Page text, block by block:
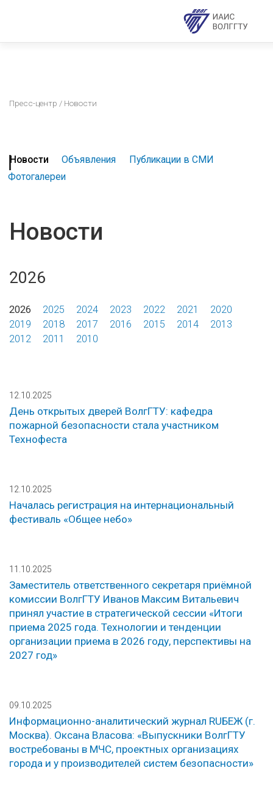
Пресс-центр / Новости
Новости Объявления
Публикации в СМИ
Фотогалереи
Новости
2026
2026 2025 2024 2023 2022 2021
2020
2019
2018 2017 2016 2015 2014
2013
2012
2011 2010
12.10.2025
День открытых дверей ВолгГТУ: кафедра
пожарной безопасности стала участником
Технофеста
12.10.2025
Началась регистрация на интернациональный
фестиваль «Общее небо»
11.10.2025
Заместитель ответственного секретаря приёмной
комиссии ВолгГТУ Иванов Максим Витальевич
принял участие в стратегической сессии «Итоги
приема 2025 года. Технологии и тенденции
организации приема в 2026 году, перспективы на
2027 год»
09.10.2025
Информационно-аналитический журнал RUБЕЖ (г.
Москва). Оксана Власова: «Выпускники ВолгГТУ
востребованы в МЧС, проектных организациях
города и у производителей систем безопасности»